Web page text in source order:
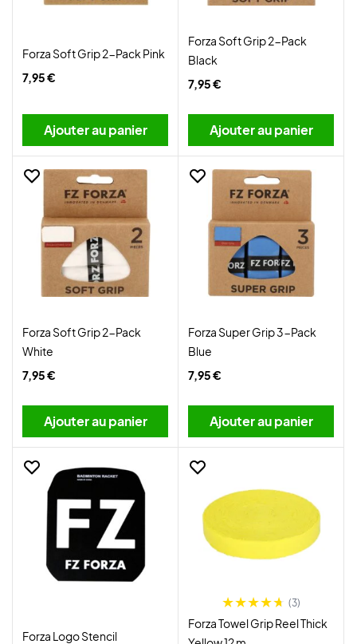
Forza Soft Grip 2-Pack Pink
7,95 €
Ajouter au panier
Forza Soft Grip 2-Pack
Black
7,95 €
Ajouter au panier
Forza Soft Grip 2-Pack
White
7,95 €
Ajouter au panier
Forza Super Grip 3-Pack
Blue
7,95 €
Ajouter au panier
Forza Logo Stencil
(3)
Forza Towel Grip Reel Thick